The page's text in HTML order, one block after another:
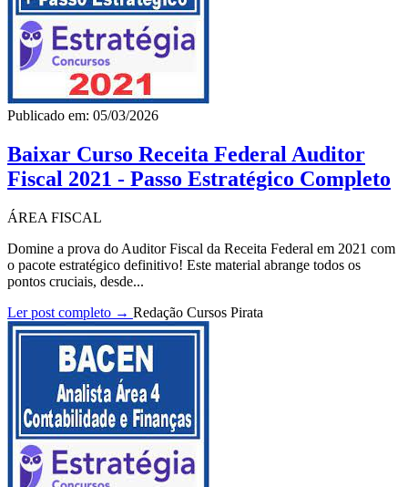
Publicado em: 05/03/2026
Baixar Curso Receita Federal Auditor
Fiscal 2021 - Passo Estratégico Completo
ÁREA FISCAL
Domine a prova do Auditor Fiscal da Receita Federal em 2021 com
o pacote estratégico definitivo! Este material abrange todos os
pontos cruciais, desde...
Ler post completo → Redação Cursos Pirata